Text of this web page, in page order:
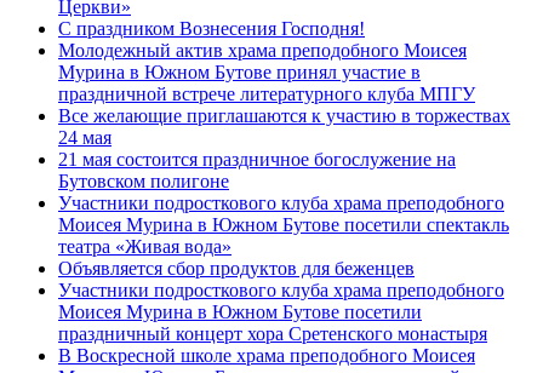
Церкви»
С праздником Вознесения Господня!
Молодежный актив храма преподобного Моисея
Мурина в Южном Бутове принял участие в
праздничной встрече литературного клуба МПГУ
Все желающие приглашаются к участию в торжествах
24 мая
21 мая состоится праздничное богослужение на
Бутовском полигоне
Участники подросткового клуба храма преподобного
Моисея Мурина в Южном Бутове посетили спектакль
театра «Живая вода»
Объявляется сбор продуктов для беженцев
Участники подросткового клуба храма преподобного
Моисея Мурина в Южном Бутове посетили
праздничный концерт хора Сретенского монастыря
В Воскресной школе храма преподобного Моисея